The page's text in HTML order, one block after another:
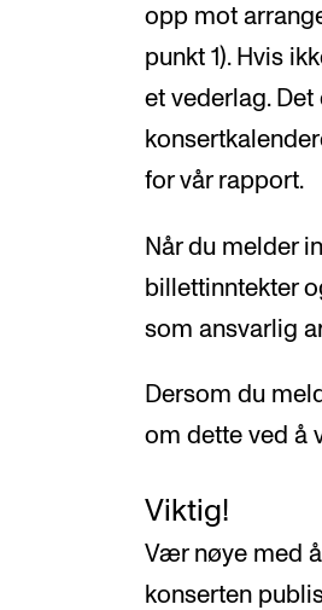
opp mot
punkt 1). Hvis
et vederlag.
for vår rapport.
Når du melder
billettinntekter
som ansvarlig
Dersom du
om dette ved å
Viktig!
Vær nøye med
konserten